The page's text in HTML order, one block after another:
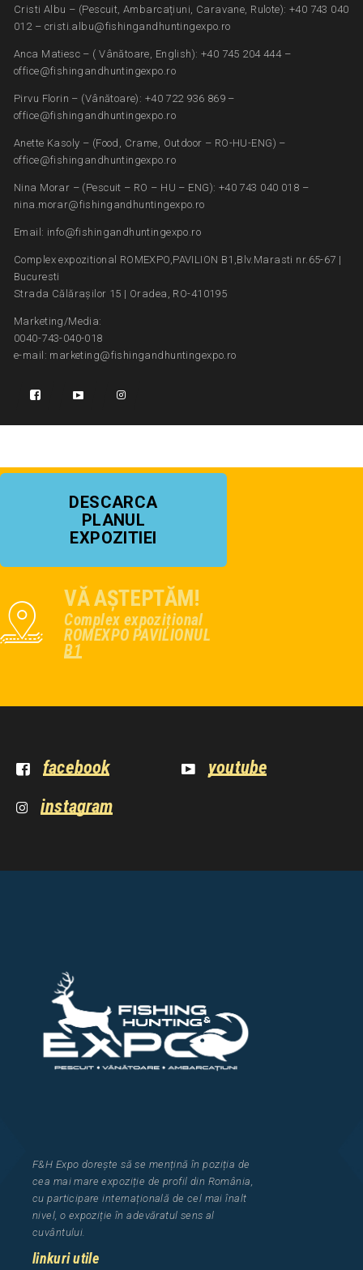
Cristi Albu – (Pescuit, Ambarcațiuni, Caravane, Rulote): +40 743 040
012 – cristi.albu@fishingandhuntingexpo.ro
Anca Matiesc – ( Vânătoare, English): +40 745 204 444 –
office@fishingandhuntingexpo.ro
Pirvu Florin – (Vânătoare): +40 722 936 869 –
office@fishingandhuntingexpo.ro
Anette Kasoly – (Food, Crame, Outdoor – RO-HU-ENG) –
office@fishingandhuntingexpo.ro
Nina Morar – (Pescuit – RO – HU – ENG): +40 743 040 018 –
nina.morar@fishingandhuntingexpo.ro
Email: info@fishingandhuntingexpo.ro
Complex expozitional ROMEXPO,PAVILION B1,Blv.Marasti nr.65-67 |
Bucuresti
Strada Călărașilor 15 | Oradea, RO-410195
Marketing/Media:
0040-743-040-018
e-mail: marketing@fishingandhuntingexpo.ro
DESCARCA
PLANUL
EXPOZITIEI
VĂ AȘTEPTĂM!
Complex expozițional
ROMEXPO PAVILIONUL
B1
facebook
youtube
instagram
F&H Expo dorește să se mențină în poziția de
cea mai mare expoziție de profil din România,
cu participare internațională de cel maiînalt
nivel, o expoziție în adevăratul sens al
cuvântului.
linkuri utile